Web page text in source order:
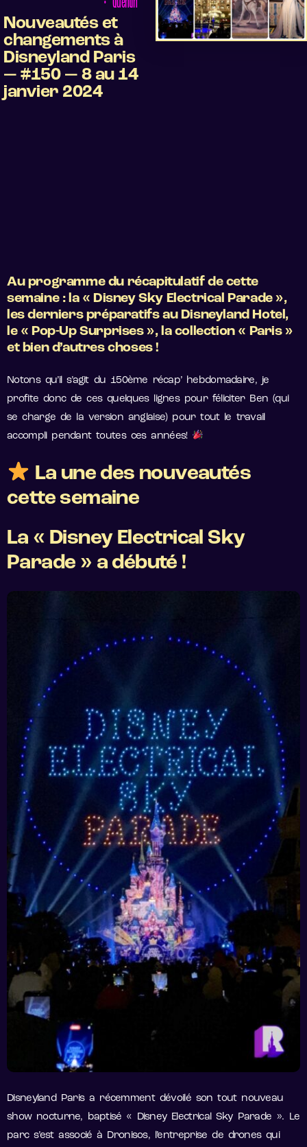
Nouveautés et
changements à
Disneyland Paris
— #150 — 8 au 14
janvier 2024
Au programme du récapitulatif de cette
semaine : la « Disney Sky Electrical Parade »,
les derniers préparatifs au Disneyland Hotel,
le « Pop-Up Surprises », la collection « Paris »
et bien d’autres choses !
Notons qu’il s’agit du 150ème récap’ hebdomadaire, je
profite donc de ces quelques lignes pour féliciter Ben (qui
se charge de la version anglaise) pour tout le travail
accompli pendant toutes ces années!
La une des nouveautés
cette semaine
La « Disney Electrical Sky
Parade » a débuté !
Disneyland Paris a récemment dévoilé son tout nouveau
show nocturne, baptisé « Disney Electrical Sky Parade ». Le
parc s’est associé à Dronisos, l’entreprise de drones qui